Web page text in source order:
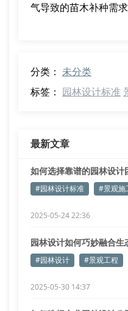
气导致的苗木补种需求
分类： 未分类
标签： 园林设计标准
最新文章
如何选择靠谱的园林设
#园林设计标准 #景观施
2025-05-24 22:36
园林设计如何巧妙融合
趋势
#园林设计 #景观工程
2025-05-30 14:37